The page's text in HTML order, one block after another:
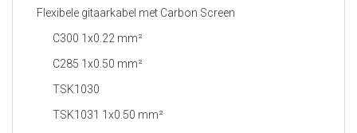
Flexibele gitaarkabel met Carbon Screen
C300 1x0.22 mm²
C285 1x0.50 mm²
TSK1030
TSK1031 1x0.50 mm²